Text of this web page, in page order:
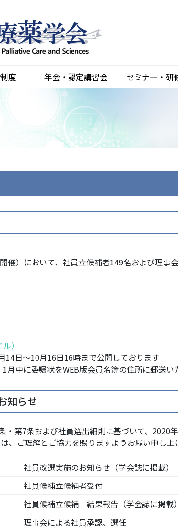
度 年会・認定講習会 セミナー・研
催）において、社員立候補者149名および理事
）
日～10月16日16時まで公開しております
中に委嘱状をWEB版会員名簿の住所に郵送い
知らせ
第7条および社員選出細則に基づいて、2020年
、ご理解とご協力を賜りますようお願い申し上
社員改選実施のお知らせ（学会誌に掲載）
社員候補立候補者受付
社員候補立候補 結果報告（学会誌に掲載）
理事会による社員承認、選任